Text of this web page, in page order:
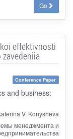
Go
effektivnosti
Conference Paper
and business:
V. Konysheva
менеджмента и